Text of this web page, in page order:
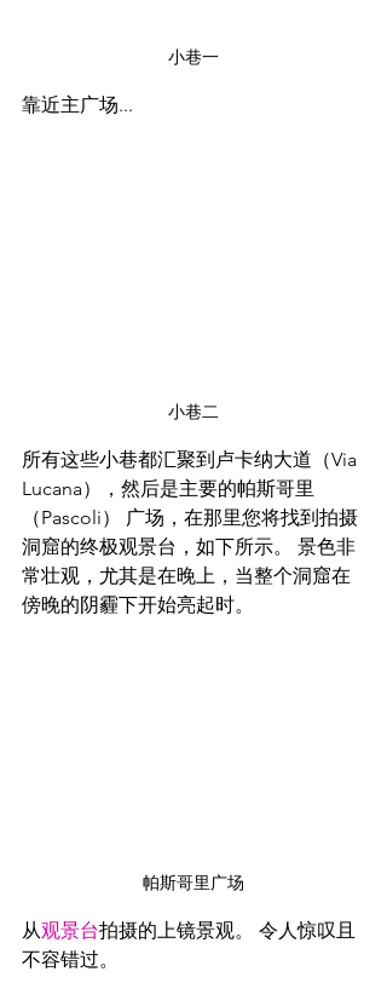
小巷一
靠近主广场...
小巷二
所有这些小巷都汇聚到卢卡纳大道（Via
Lucana），然后是主要的帕斯哥里
（Pascoli） 广场，在那里您将找到拍摄
洞窟的终极观景台，如下所示。 景色非
常壮观，尤其是在晚上，当整个洞窟在
傍晚的阴霾下开始亮起时。
帕斯哥里广场
从观景台拍摄的上镜景观。 令人惊叹且
不容错过。